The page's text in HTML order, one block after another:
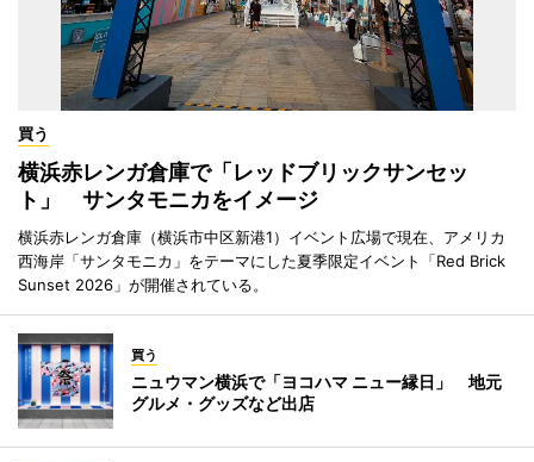
買う
横浜赤レンガ倉庫で「レッドブリックサンセッ
ト」 サンタモニカをイメージ
横浜赤レンガ倉庫（横浜市中区新港1）イベント広場で現在、アメリカ
西海岸「サンタモニカ」をテーマにした夏季限定イベント「Red Brick
Sunset 2026」が開催されている。
買う
ニュウマン横浜で「ヨコハマ ニュー縁日」 地元
グルメ・グッズなど出店